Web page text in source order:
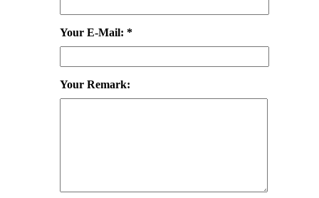
Your E-Mail: *
Your Remark: